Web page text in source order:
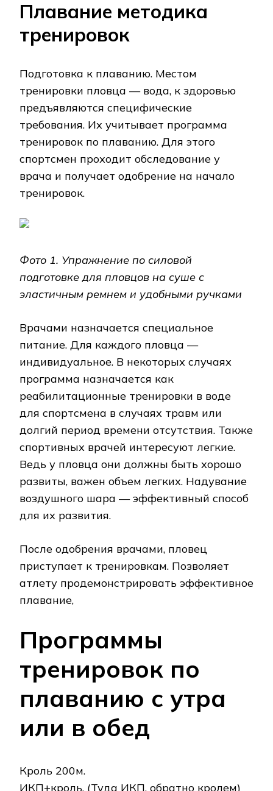
Плавание методика
тренировок
Подготовка к плаванию. Местом
тренировки пловца — вода, к здоровью
предъявляются специфические
требования. Их учитывает программа
тренировок по плаванию. Для этого
спортсмен проходит обследование у
врача и получает одобрение на начало
тренировок.
Фото 1. Упражнение по силовой
подготовке для пловцов на суше с
эластичным ремнем и удобными ручками
Врачами назначается специальное
питание. Для каждого пловца —
индивидуальное. В некоторых случаях
программа назначается как
реабилитационные тренировки в воде
для спортсмена в случаях травм или
долгий период времени отсутствия. Также
спортивных врачей интересуют легкие.
Ведь у пловца они должны быть хорошо
развиты, важен объем легких. Надувание
воздушного шара — эффективный способ
для их развития.
После одобрения врачами, пловец
приступает к тренировкам. Позволяет
атлету продемонстрировать эффективное
плавание,
Программы
тренировок по
плаванию с утра
или в обед
Кроль 200м.
ИКП+кроль. (Туда ИКП, обратно кролем)